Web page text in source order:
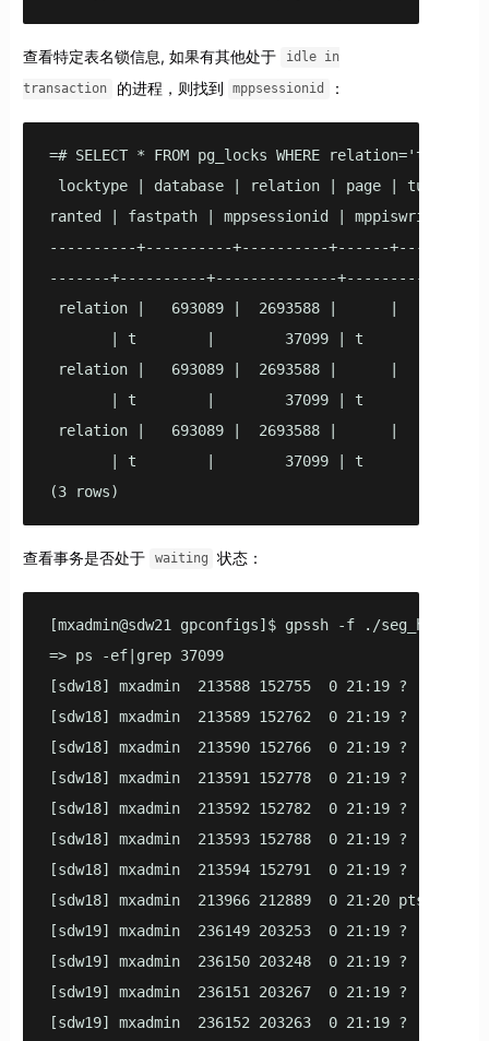
查看特定表名锁信息, 如果有其他处于 idle in
transaction 的进程，则找到 mppsessionid ：
=# SELECT * FROM pg_locks WHERE
locktype | database | relation | page |
ranted | fastpath | mppsessionid | mppiswriter |
----------+----------+----------+------+-------
-------+----------+--------------+-------------
relation |   693089 |  2693588 |      |
| t        |        37099 | t           |
relation |   693089 |  2693588 |      |
| t        |        37099 | t           |
relation |   693089 |  2693588 |      |
| t        |        37099 | t           |
(3 rows)
查看事务是否处于 waiting 状态：
[mxadmin@sdw21 gpconfigs]$ gpssh -f ./seg_host
=> ps -ef|grep 37099
[sdw18] mxadmin  213588 152755  0 21:19 ?
[sdw18] mxadmin  213589 152762  0 21:19 ?
[sdw18] mxadmin  213590 152766  0 21:19 ?
[sdw18] mxadmin  213591 152778  0 21:19 ?
[sdw18] mxadmin  213592 152782  0 21:19 ?
[sdw18] mxadmin  213593 152788  0 21:19 ?
[sdw18] mxadmin  213594 152791  0 21:19 ?
[sdw18] mxadmin  213966 212889  0 21:20 pts/2
[sdw19] mxadmin  236149 203253  0 21:19 ?
[sdw19] mxadmin  236150 203248  0 21:19 ?
[sdw19] mxadmin  236151 203267  0 21:19 ?
[sdw19] mxadmin  236152 203263  0 21:19 ?